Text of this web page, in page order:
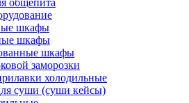
общепита
шкафы
шкафы
шкафы
заморозки
холодильные
суши (суши кейсы)